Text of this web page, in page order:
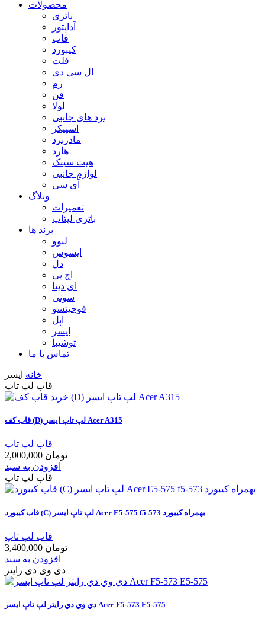
محصولات
باتری
آداپتور
قاب
کیبورد
فلت
ال سی دی
رم
فن
لولا
برد های جانبی
اسپیکر
مادربرد
هارد
هیت سینک
لوازم جانبی
آی سی
وبلاگ
تعمیرات
باتری لپتاپ
برند ها
لنوو
ایسوس
دل
اچ پی
ای دیتا
سونی
فوجیتسو
اپل
ایسر
توشیبا
تماس با ما
خانه ایسر
قاب لپ تاپ
قاب کف (D) لپ تاپ ایسر Acer A315
قاب لپ تاپ
2,000,000 تومان
افزودن به سبد
قاب لپ تاپ
قاب کيبورد (C) لپ تاپ ايسر Acer E5-575 f5-573 بهمراه کیبورد
قاب لپ تاپ
3,400,000 تومان
افزودن به سبد
دی وی دی رایتر
دي وي دي رايتر لپ تاپ ايسر Acer F5-573 E5-575